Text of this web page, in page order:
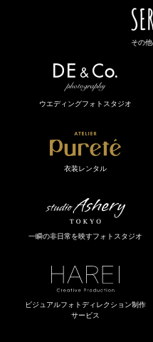
その
ウエディングフォトスタジオ
衣装レンタル
一瞬の非日常を映すフォトスタジオ
ビジュアルフォトディレクション制作
サービス